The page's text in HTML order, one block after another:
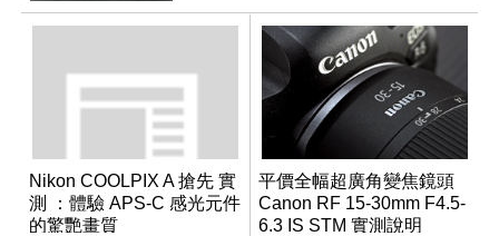
Nikon COOLPIX A 搶先 實
測 ：體驗 APS-C 感光元件
的驚艷畫質
平價全幅超廣角變焦鏡頭
Canon RF 15-30mm F4.5-
6.3 IS STM 實測說明